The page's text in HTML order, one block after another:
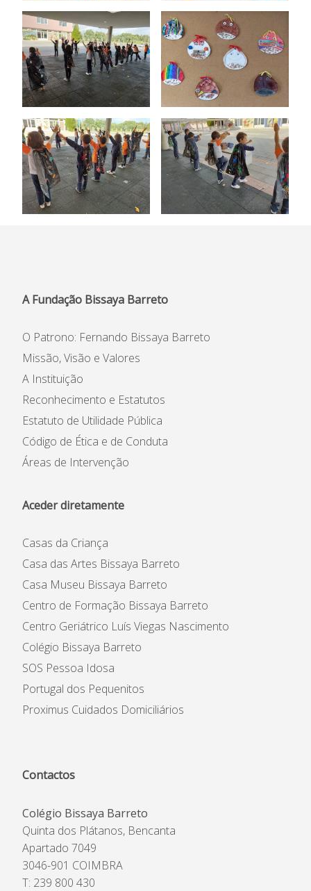
A Fundação Bissaya Barreto
O Patrono: Fernando Bissaya Barreto
Missão, Visão e Valores
A Instituição
Reconhecimento e Estatutos
Estatuto de Utilidade Pública
Código de Ética e de Conduta
Áreas de Intervenção
Aceder diretamente
Casas da Criança
Casa das Artes Bissaya Barreto
Casa Museu Bissaya Barreto
Centro de Formação Bissaya Barreto
Centro Geriátrico Luís Viegas Nascimento
Colégio Bissaya Barreto
SOS Pessoa Idosa
Portugal dos Pequenitos
Proximus Cuidados Domiciliários
Contactos
Colégio Bissaya Barreto
Quinta dos Plátanos, Bencanta
Apartado 7049
3046-901 COIMBRA
T: 239 800 430